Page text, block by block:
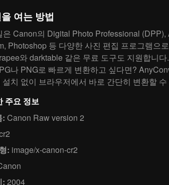
여는 방법
은 Canon의 Digital Photo Professional (DPP),
Photoshop 등 다양한 사진 편집 프로그램으
와 darktable 같은 무료 도구도 지원합니다.
나 PNG로 빠르게 변환하고 싶다면?
설치 없이 브라우저에서 바로 간단히 변환할
주요 정보
: Canon Raw version 2
: image/x-canon-cr2
: 2004